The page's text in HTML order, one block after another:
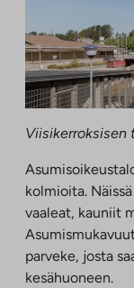
Viisikerroksisen
kolmioita.
vaaleat, kauniit
parveke, josta
kesähuoneen.